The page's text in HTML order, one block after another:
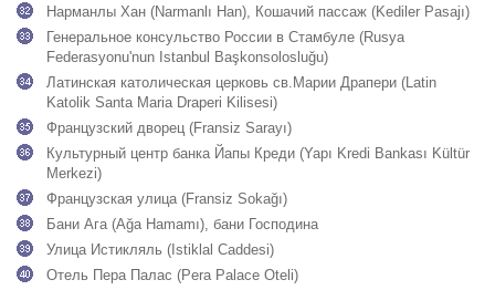
Нарманлы Хан (Narmanlı Han), Кошачий пассаж (Kediler Pasajı)
Генеральное консульство России в Стамбуле (Rusya
Federasyonu'nun Istanbul Başkonsolosluğu)
Латинская католическая церковь св.Марии Драпери (Latin
Katolik Santa Maria Draperi Kilisesi)
Французский дворец (Fransiz Sarayı)
Культурный центр банка Йапы Креди (Yapı Kredi Bankası Kültür
Merkezi)
Французская улица (Fransiz Sokağı)
Бани Ага (Ağa Hamamı), бани Господина
Улица Истикляль (Istiklal Caddesi)
Отель Пера Палас (Pera Palace Oteli)